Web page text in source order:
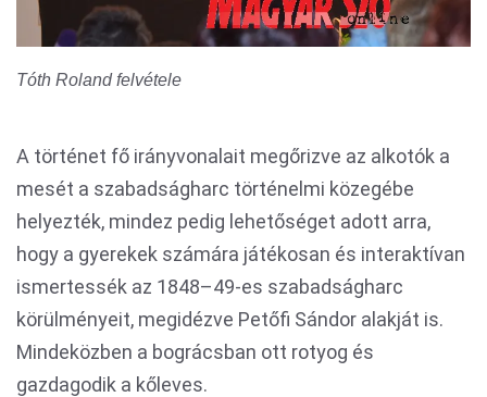
Tóth Roland felvétele
A történet fő irányvonalait megőrizve az alkotók a
mesét a szabadságharc történelmi közegébe
helyezték, mindez pedig lehetőséget adott arra,
hogy a gyerekek számára játékosan és interaktívan
ismertessék az 1848–49-es szabadságharc
körülményeit, megidézve Petőfi Sándor alakját is.
Mindeközben a bográcsban ott rotyog és
gazdagodik a kőleves.